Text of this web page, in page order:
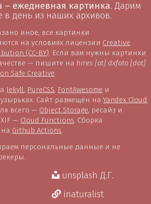
– ежедневная картинка. Дарим
в день из наших архивов.
иное, все картинки
на условиях лицензии Creative
(CC-BY) . Если вам нужны картинки
— пишите на hires [at] dxfoto [dot]
Safe Creative
Jekyll, PureCSS, FontAwesome и
Сайт размещён наYandex Cloud
всего — Object Storage, ресайз и
— Cloud Functions . Сборка
Github Actions
персональные данные и не
unsplash Д.Г.
inaturalist